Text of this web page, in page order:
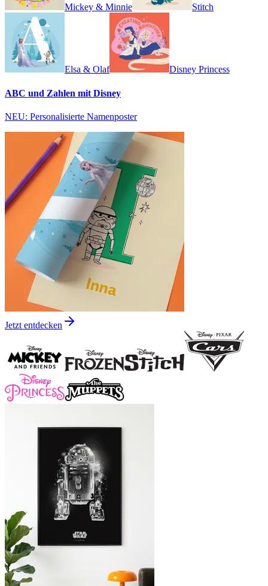
Mickey & Minnie Stitch
Elsa & Olaf Disney Princess
ABC und Zahlen mit Disney
NEU: Personalisierte Namenposter
Jetzt entdecken